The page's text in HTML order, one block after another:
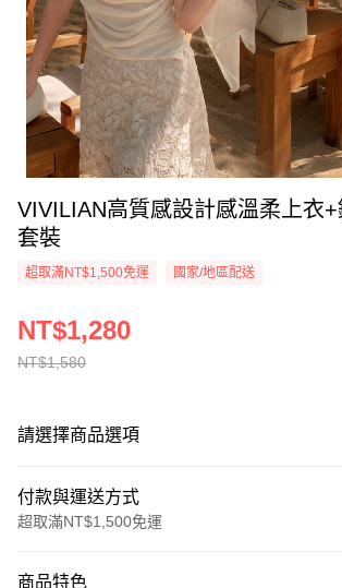
VIVILIAN高質感設計感溫柔上衣
套裝
超取滿NT$1,500免運 國家/地區配送
NT$1,580
NT$1,280
請選擇商品選項
付款與運送方式
超取滿NT$1,500免運
商品特色